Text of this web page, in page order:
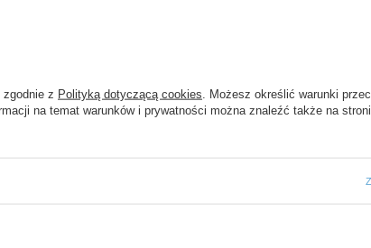
z Polityką dotyczącą cookies . Możesz określić warunki
na temat warunków i prywatności można znaleźć także na